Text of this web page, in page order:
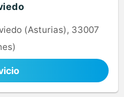
(Asturias), 33007